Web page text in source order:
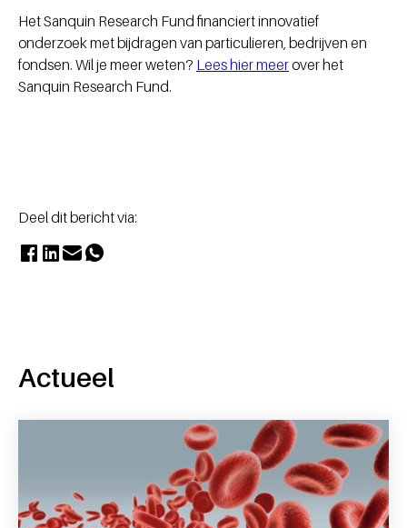
Het Sanquin Research Fund financiert innovatief
onderzoek met bijdragen van particulieren, bedrijven en
fondsen. Wil je meer weten? Lees hier meerover het
Sanquin Research Fund.
Deel dit bericht via:
Actueel